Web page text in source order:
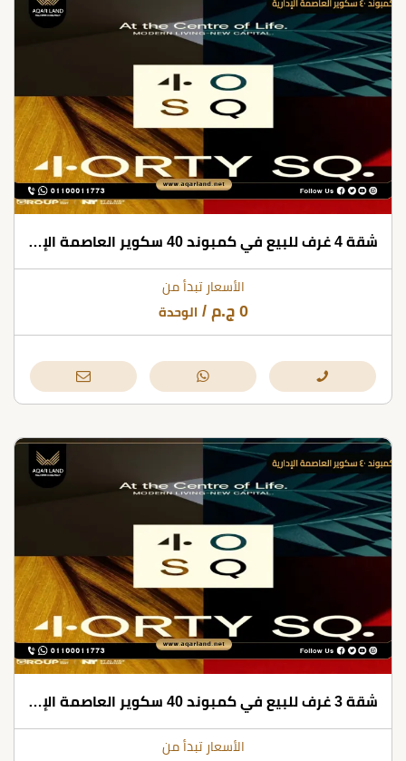
شقة 4 غرف للبيع في كمبوند 40 سكوير العاصمة الإدارية بمساحات تبدأ من 200 متر مربع
الأسعار تبدأ من
0 ج.م / الوحدة
شقة 3 غرف للبيع في كمبوند 40 سكوير العاصمة الإدارية بمساحات تبدأ من 150 متر مربع
الأسعار تبدأ من